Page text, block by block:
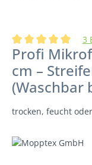
Durchschnittliche
3
Profi
cm –
(Waschbar
trocken, feucht